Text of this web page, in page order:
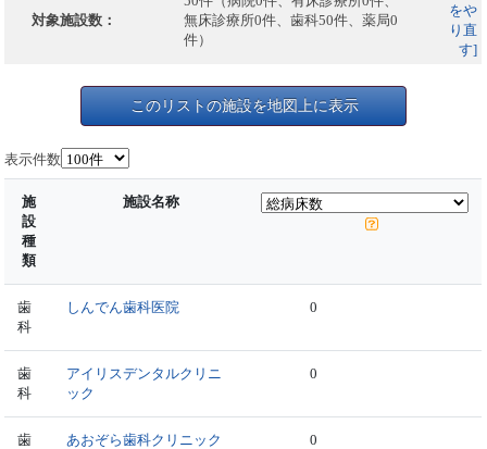
対象施設数：
無床診療所0件、歯科50件、薬局0
件）
をや
り直
す]
このリストの施設を地図上に表示
表示件数
施
設
種
類
施設名称
歯
科
しんでん歯科医院 0
歯
科
アイリスデンタルクリニ
ック
0
歯
あおぞら歯科クリニック 0